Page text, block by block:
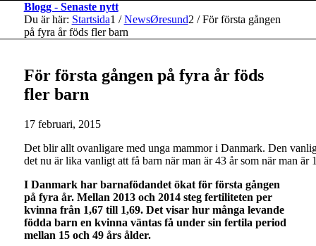
Blogg - Senaste nytt
Du är här: Startsida1 / NewsØresund2 / För första gången
på fyra år föds fler barn
För första gången på fyra år föds
fler barn
17 februari, 2015
Det blir allt ovanligare med unga mammor i Danmark. Den
det nu är lika vanligt att få barn när man är 43 år som när man är
I Danmark har barnafödandet ökat för första gången
på fyra år. Mellan 2013 och 2014 steg fertiliteten per
kvinna från 1,67 till 1,69. Det visar hur många levande
födda barn en kvinna väntas få under sin fertila period
mellan 15 och 49 års ålder.